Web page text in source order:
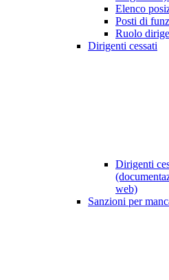
Elenco
Posti di
Ruolo
Dirigenti cessati
Dirigenti
web)
Sanzioni per